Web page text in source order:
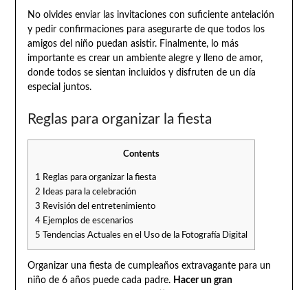
No olvides enviar las invitaciones con suficiente antelación
y pedir confirmaciones para asegurarte de que todos los
amigos del niño puedan asistir. Finalmente, lo más
importante es crear un ambiente alegre y lleno de amor,
donde todos se sientan incluidos y disfruten de un día
especial juntos.
Reglas para organizar la fiesta
Contents
1 Reglas para organizar la fiesta
2 Ideas para la celebración
3 Revisión del entretenimiento
4Ejemplos de escenarios
5 Tendencias Actuales en el Uso de la Fotografía Digital
Organizar una fiesta de cumpleaños extravagante para un
niño de 6 años puede cada padre. Hacer un gran